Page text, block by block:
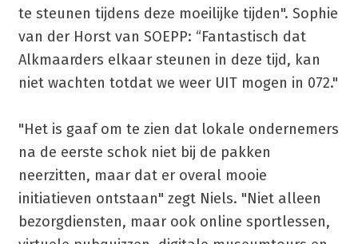
te steunen tijdens deze moeilijke tijden". Sophie
van der Horst van SOEPP: “Fantastisch dat
Alkmaarders elkaar steunen in deze tijd, kan
niet wachten totdat we weer UIT mogen in 072."
"Het is gaaf om te zien dat lokale ondernemers
na de eerste schok niet bij de pakken
neerzitten, maar dat er overal mooie
initiatieven ontstaan" zegt Niels. "Niet alleen
bezorgdiensten, maar ook online sportlessen,